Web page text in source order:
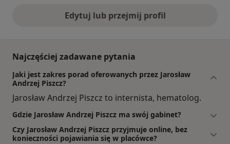
Edytuj lub przejmij profil
Najczęściej zadawane pytania
Jaki jest zakres porad oferowanych przez Jarosław
Andrzej Piszcz?
Jarosław Andrzej Piszcz to internista, hematolog.
Gdzie Jarosław Andrzej Piszcz ma swój gabinet?
Czy Jarosław Andrzej Piszcz przyjmuje online, bez
konieczności pojawiania się w placówce?